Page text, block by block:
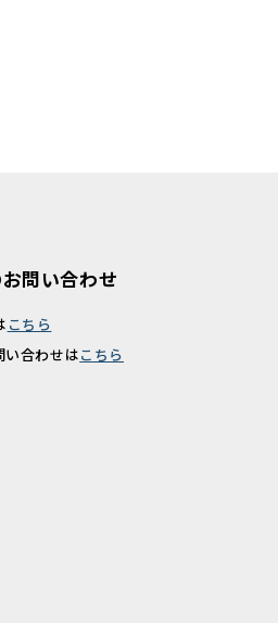
問い合わせ
こちら
い合わせはこちら